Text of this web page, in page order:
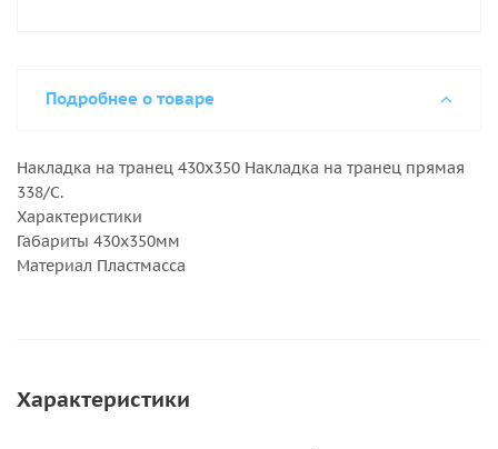
Подробнее о товаре
Накладка на транец 430х350 Накладка на транец прямая
338/С.
Характеристики
Габариты 430х350мм
Материал Пластмасса
Характеристики